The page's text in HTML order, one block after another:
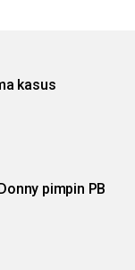
kasus
pimpin PB